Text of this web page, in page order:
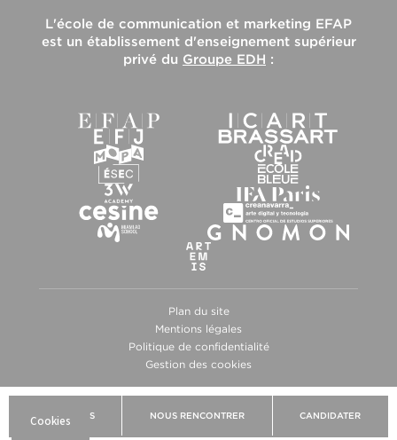
BROCHURES NOUS RENCONTRER CANDIDATER
L'école de communication et marketing EFAP
est un établissement d'enseignement supérieur
privé du Groupe EDH :
Plan du site
Mentions légales
Politique de confidentialité
Gestion des cookies